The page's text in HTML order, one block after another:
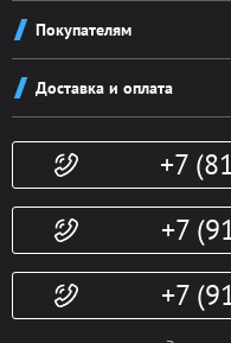
Реквизиты
Новости
Контакты
Покупателям
Система скидок
Конфиденциальность
Гарантии
Доп. услуги
Доставка и оплата
Политика возврата
+7
+7
+7